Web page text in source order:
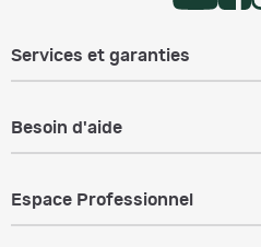
Services et garanties
Besoin d'aide
Espace Professionnel